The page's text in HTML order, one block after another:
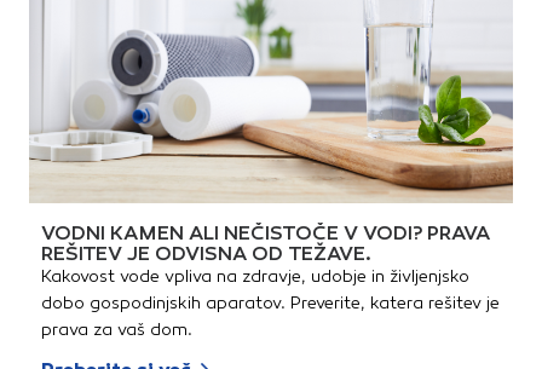
VODNI KAMEN ALI NEČISTOČE V VODI? PRAVA
REŠITEV JE ODVISNA OD TEŽAVE.
Kakovost vode vpliva na zdravje, udobje in življenjsko
dobo gospodinjskih aparatov. Preverite, katera rešitev je
prava za vaš dom.